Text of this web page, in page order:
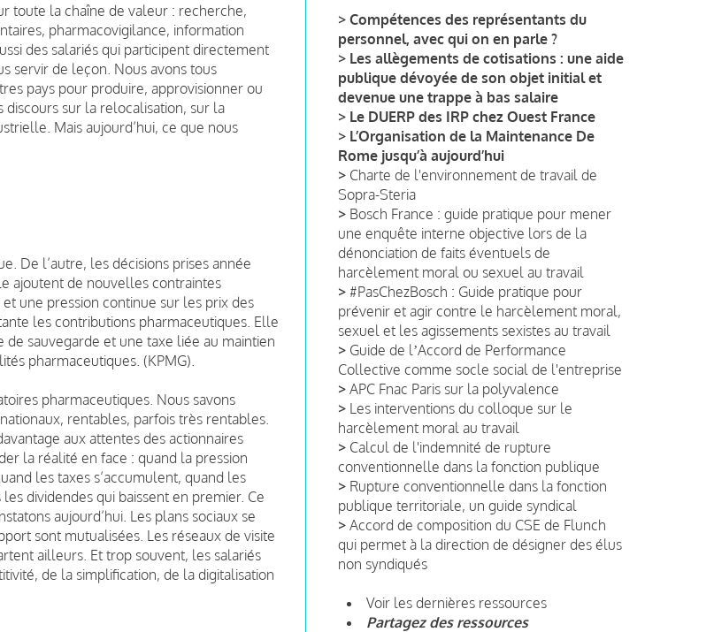
toute la chaîne de valeur : recherche,
pharmacovigilance, information
des salariés qui participent directement
servir de leçon. Nous avons tous
pays pour produire, approvisionner ou
sur la relocalisation, sur la
Mais aujourd’hui, ce que nous
De l’autre, les décisions prises année
ajoutent de nouvelles contraintes
une pression continue sur les prix des
les contributions pharmaceutiques. Elle
sauvegarde et une taxe liée au maintien
pharmaceutiques. (KPMG).
pharmaceutiques. Nous savons
rentables, parfois très rentables.
aux attentes des actionnaires
la réalité en face : quand la pression
les taxes s’accumulent, quand les
dividendes qui baissent en premier. Ce
aujourd’hui. Les plans sociaux se
sont mutualisées. Les réseaux de visite
ailleurs. Et trop souvent, les salariés
de la simplification, de la digitalisation
> Compétences des représentants du
personnel, avec qui on en parle ?
> Les allègements de cotisations : une aide
publique dévoyée de son objet initial et
devenue une trappe à bas salaire
> Le DUERP des IRP chez Ouest France
> L’Organisation de la Maintenance De
Rome jusqu’à aujourd’hui
> Charte de l'environnement de travail de
Sopra-Steria
> Bosch France : guide pratique pour mener
une enquête interne objective lors de la
dénonciation de faits éventuels de
harcèlement moral ou sexuel au travail
> #PasChezBosch : Guide pratique pour
prévenir et agir contre le harcèlement moral,
sexuel et les agissements sexistes au travail
> Guide de lʼAccord de Performance
Collective comme socle social de l'entreprise
> APC Fnac Paris sur la polyvalence
> Les interventions du colloque sur le
harcèlement moral au travail
> Calcul de l'indemnité de rupture
conventionnelle dans la fonction publique
> Rupture conventionnelle dans la fonction
publique territoriale, un guide syndical
> Accord de composition du CSE de Flunch
qui permet à la direction de désigner des élus
non syndiqués
Voir les dernières ressources
Partagez des ressources